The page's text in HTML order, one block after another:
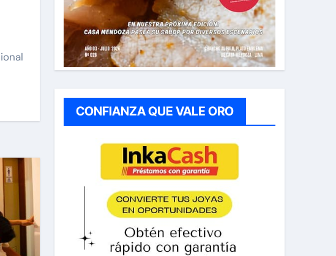
CONFIANZA QUE VALE ORO